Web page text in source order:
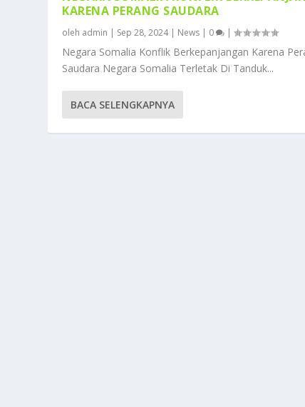
KARENA PERANG SAUDARA
oleh admin | Sep 28, 2024| News | 0 |
Negara Somalia Konflik Berkepanjangan Karena
Saudara Negara Somalia Terletak Di Tanduk...
BACA SELENGKAPNYA